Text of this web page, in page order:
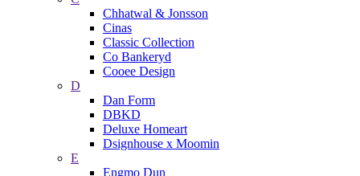
Chhatwal & Jonsson
Cinas
Classic Collection
Co Bankeryd
Cooee Design
D
Dan Form
DBKD
Deluxe Homeart
Dsignhouse x Moomin
E
Engmo Dun